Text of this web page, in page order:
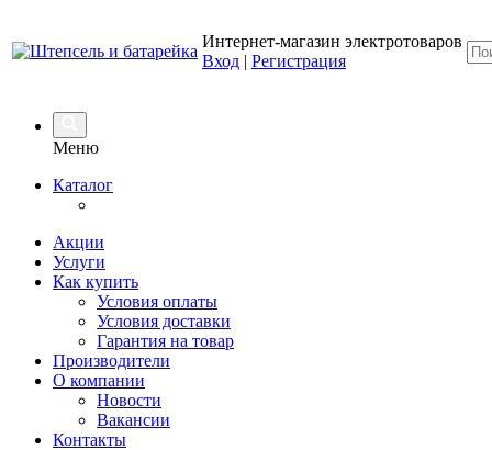
Интернет-магазин электротоваров
Вход | Регистрация
Меню
Каталог
Акции
Услуги
Как купить
Условия оплаты
Условия доставки
Гарантия на товар
Производители
О компании
Новости
Вакансии
Контакты